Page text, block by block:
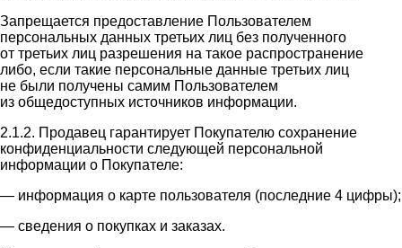
Запрещается предоставление Пользователем
персональных данных третьих лиц без полученного
от третьих лиц разрешения на такое распространение
либо, если такие персональные данные третьих лиц
не были получены самим Пользователем
из общедоступных источников информации.
2.1.2. Продавец гарантирует Покупателю сохранение
конфиденциальности следующей персональной
информации о Покупателе:
— информация о карте пользователя (последние 4 цифры);
— сведения о покупках и заказах.